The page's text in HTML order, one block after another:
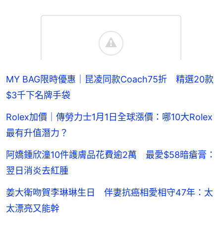
MY BAG限時優惠｜昆凌同款Coach75折 精選20款
$3千下名牌手袋
Rolex加價｜傳勞力士1月1日全球漲價：哪10大Rolex
最有升值潛力？
阿嬌鍾欣潼10件護膚品花費逾2萬 最愛$58暗瘡膏：
翌日消炎去紅腫
姜大衛吻賀李琳琳生日 伴妻抗癌相愛相守47年：太
太漂亮又能幹